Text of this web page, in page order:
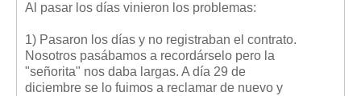
Al pasar los días vinieron los problemas:
1) Pasaron los días y no registraban el contrato.
Nosotros pasábamos a recordárselo pero la
"señorita" nos daba largas. A día 29 de
diciembre se lo fuimos a reclamar de nuevo y